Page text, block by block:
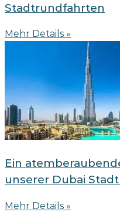
Stadtrundfahrten
Mehr Details »
Ein
unserer Dubai
Mehr Details »